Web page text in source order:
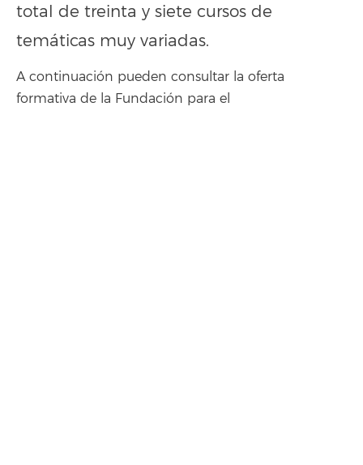
total de treinta y siete cursos de
temáticas muy variadas.
A continuación pueden consultar la oferta
formativa de la Fundación para el